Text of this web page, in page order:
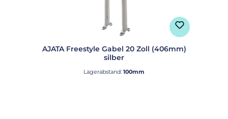
AJATA Freestyle Gabel 20 Zoll (406mm)
silber
Lagerabstand: 100mm